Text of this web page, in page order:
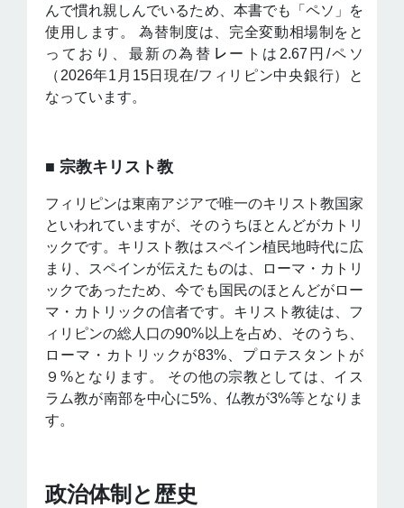
んで慣れ親しんでいるため、本書でも「ペソ」を
使用します。 為替制度は、完全変動相場制をと
っており、最新の為替㆑ートは2.67円/ペソ
（2026年1月15日現在/フィリピン中央銀行）と
なっています。
■ 宗教キリスト教
フィリピンは東南アジアで唯一のキリスト教国家
といわれていますが、そのうちほとんどがカトリ
ックです。キリスト教はスペイン植民地時代に広
まり、スペインが伝えたものは、ローマ・カトリ
ックであったため、今でも国民のほとんどがロー
マ・カトリックの信者です。キリスト教徒は、フ
ィリピンの総人口の90%以上を占め、そのうち、
ローマ・カトリックが83%、プロテスタントが
９%となります。 その他の宗教としては、イス
ラム教が南部を中心に5%、仏教が3%等となりま
す。
政治体制と歴史